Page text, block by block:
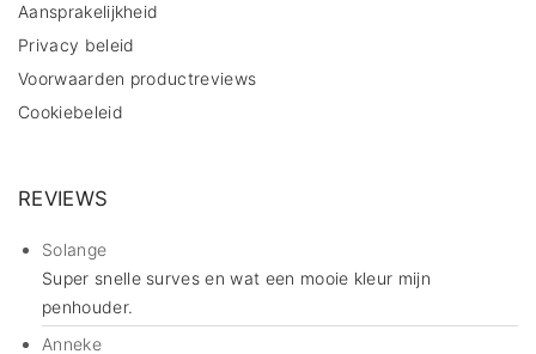
Aansprakelijkheid
Privacy beleid
Voorwaarden productreviews
Cookiebeleid
REVIEWS
Solange
Super snelle surves en wat een mooie kleur mijn
penhouder.
Anneke